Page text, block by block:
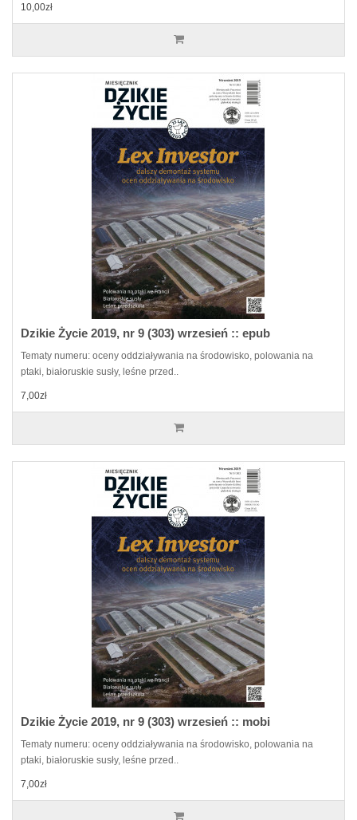
10,00zł
Dzikie Życie 2019, nr 9 (303) wrzesień :: epub
Tematy numeru: oceny oddziaływania na środowisko, polowania na
ptaki, białoruskie susły, leśne przed..
7,00zł
Dzikie Życie 2019, nr 9 (303) wrzesień :: mobi
Tematy numeru: oceny oddziaływania na środowisko, polowania na
ptaki, białoruskie susły, leśne przed..
7,00zł